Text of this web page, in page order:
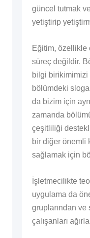
güncel tutmak
yetiştirip
Eğitim, özellikle
süreç değildir.
bilgi birikimimizi
bölümdeki
da bizim için
zamanda
çeşitliliği
bir diğer önemli
sağlamak için
İşletmecilikte
uygulama da
gruplarından
çalışanları